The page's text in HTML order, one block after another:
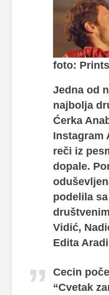
foto:
Jedna od
najbolja
Ćerka
Instagram
reči iz
dopale.
podelila
Vidić,
Edita
Cecin
“Cvetak